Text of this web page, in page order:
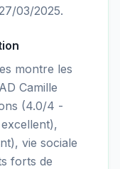
03/2025.
montre les
Camille
(4.0/4 -
vie sociale
forts de